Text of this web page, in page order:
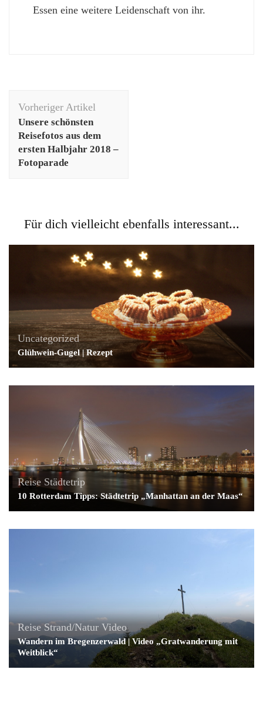
Essen eine weitere Leidenschaft von ihr.
Vorheriger Artikel
Unsere schönsten
Reisefotos aus dem
ersten Halbjahr 2018 –
Fotoparade
Für dich vielleicht ebenfalls interessant...
Uncategorized
Glühwein-Gugel | Rezept
Reise Städtetrip
10 Rotterdam Tipps: Städtetrip „Manhattan an der Maas“
Reise Strand/Natur Video
Wandern im Bregenzerwald | Video „Gratwanderung mit
Weitblick“